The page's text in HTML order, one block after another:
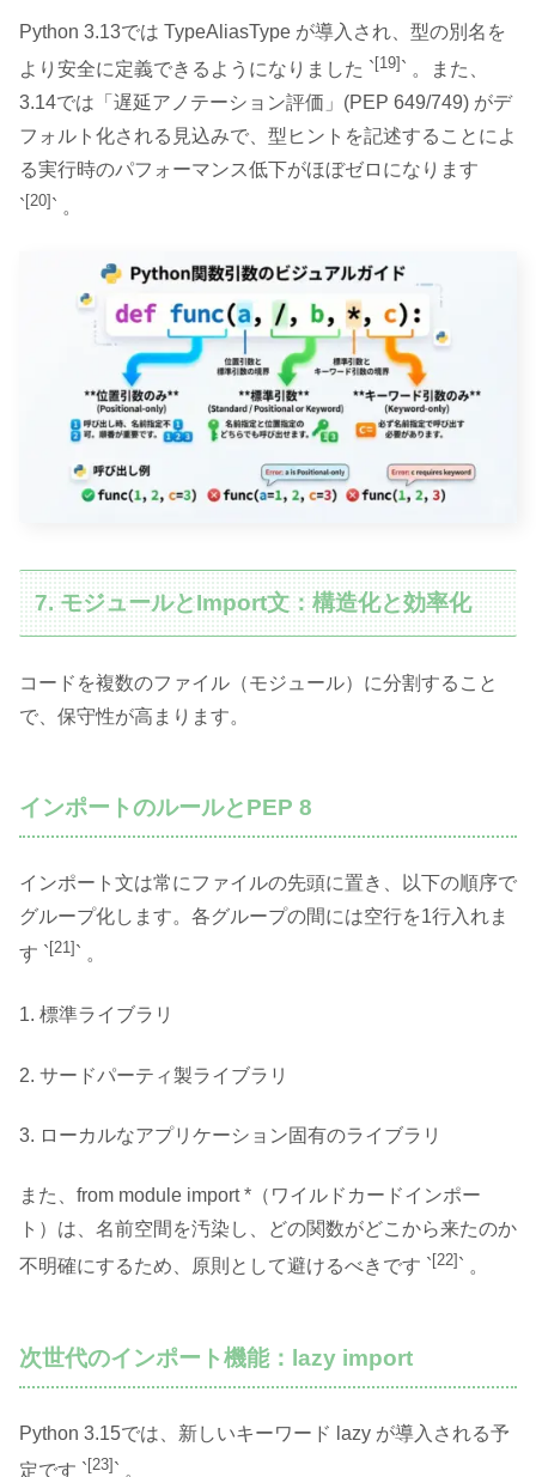
Python 3.13では TypeAliasType が導入され、型の別名を
より安全に定義できるようになりました ` [19] ` 。また、
3.14では「遅延アノテーション評価」(PEP 649/749) がデ
フォルト化される見込みで、型ヒントを記述することによ
る実行時のパフォーマンス低下がほぼゼロになります
` [20] ` 。
7. モジュールとImport文：構造化と効率化
コードを複数のファイル（モジュール）に分割すること
で、保守性が高まります。
インポートのルールとPEP 8
インポート文は常にファイルの先頭に置き、以下の順序で
グループ化します。各グループの間には空行を1行入れま
す ` [21] ` 。
1. 標準ライブラリ
2. サードパーティ製ライブラリ
3. ローカルなアプリケーション固有のライブラリ
また、from module import *（ワイルドカードインポー
ト）は、名前空間を汚染し、どの関数がどこから来たのか
不明確にするため、原則として避けるべきです ` [22] ` 。
次世代のインポート機能：lazy import
Python 3.15では、新しいキーワード lazy が導入される予
定です ` [23] ` 。